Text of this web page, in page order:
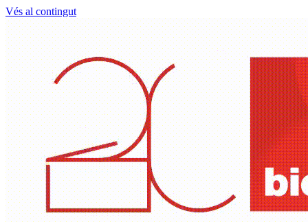
Vés al contingut